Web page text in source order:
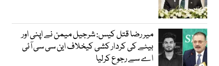
میر رضا قتل کیس: شرجیل میمن نے اپنی اور
بیٹے کی کردار کشی کیخلاف این سی سی آئی
اے سے رجوع کرلیا